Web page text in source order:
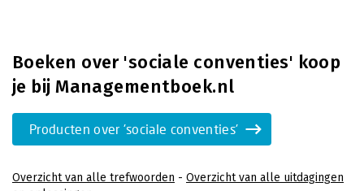
Boeken over 'sociale conventies' koop
je bij Managementboek.nl
Producten over 'sociale conventies'
Overzicht van alle trefwoorden - Overzicht van alle uitdagingen